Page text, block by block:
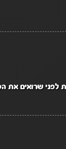
לפני שרואים את